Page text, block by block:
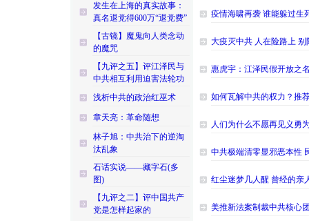
发生在上海的真实故事：
真名退党得600万“退党费”
【古镜】魔鬼向人类念动
的魔咒
【九评之五】评江泽民与
中共相互利用迫害法轮功
浅析中共的政治红巫术
章天亮：革命随想
林子旭：中共治下的逆淘
汰乱象
石话实说——藏字石(多
图)
【九评之二】评中国共产
党是怎样起家的
疫情海啸再袭 谁能躲过生
大疫灭中共 人在险路上 别
惠虎宇：江泽民假开放之
如何瓦解中共的权力？推
人们为什么不愿再见义勇
中共极端清零显邪恶本性
红尘迷梦几人醒 曾经的亲
美推新法案制裁中共核心